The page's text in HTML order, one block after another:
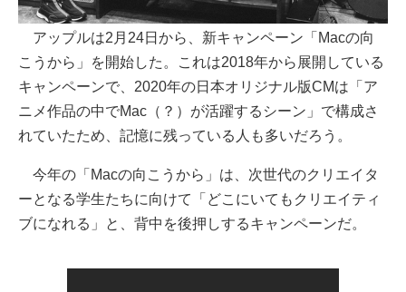
アップルは2月24日から、新キャンペーン「Macの向
こうから」を開始した。これは2018年から展開している
キャンペーンで、2020年の日本オリジナル版CMは「ア
ニメ作品の中でMac（？）が活躍するシーン」で構成さ
れていたため、記憶に残っている人も多いだろう。
今年の「Macの向こうから」は、次世代のクリエイタ
ーとなる学生たちに向けて「どこにいてもクリエイティ
ブになれる」と、背中を後押しするキャンペーンだ。